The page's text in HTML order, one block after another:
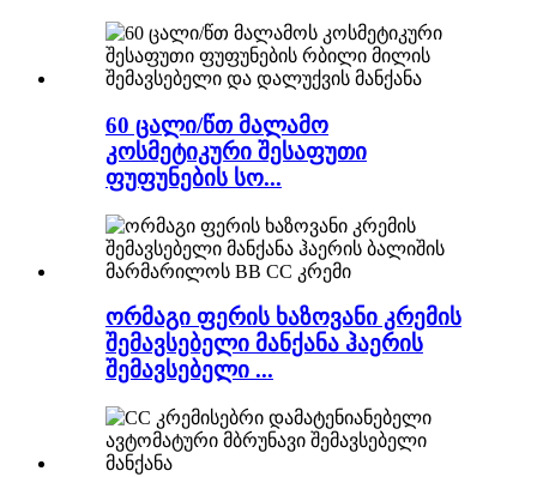
60 ცალი/წთ მალამო
კოსმეტიკური შესაფუთი
ფუფუნების სო...
ორმაგი ფერის ხაზოვანი კრემის
შემავსებელი მანქანა ჰაერის
შემავსებელი ...